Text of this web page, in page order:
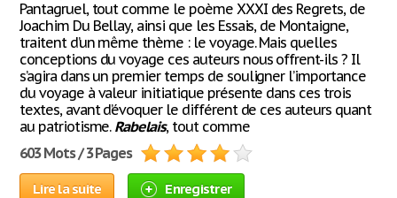
Pantagruel, tout comme le poème XXXI des Regrets, de
Joachim Du Bellay, ainsi que les Essais, de Montaigne,
traitent d’un même thème : le voyage. Mais quelles
conceptions du voyage ces auteurs nous offrent-ils ? Il
s’agira dans un premier temps de souligner l’importance
du voyage à valeur initiatique présente dans ces trois
textes, avant d’évoquer le différent de ces auteurs quant
au patriotisme. Rabelais, tout comme
603 Mots / 3 Pages
Lire la suite Enregistrer